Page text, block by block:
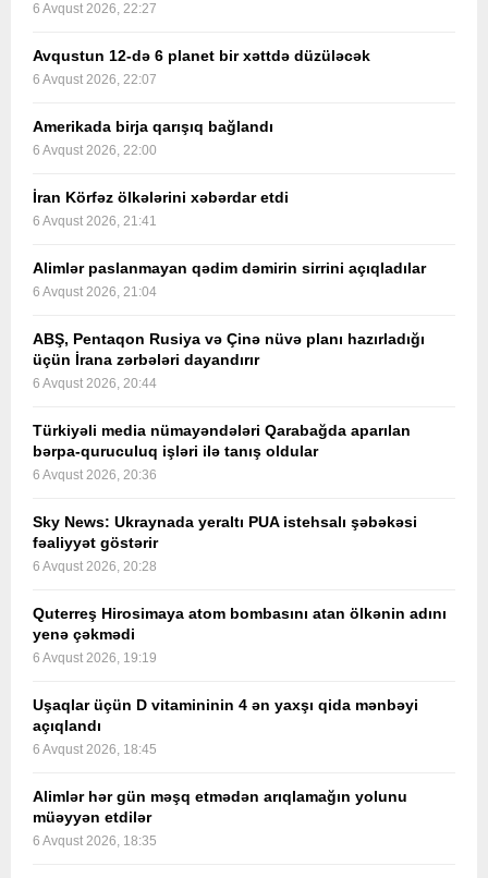
6 Avqust 2026, 22:27
Avqustun 12-də 6 planet bir xəttdə düzüləcək
6 Avqust 2026, 22:07
Amerikada birja qarışıq bağlandı
6 Avqust 2026, 22:00
İran Körfəz ölkələrini xəbərdar etdi
6 Avqust 2026, 21:41
Alimlər paslanmayan qədim dəmirin sirrini açıqladılar
6 Avqust 2026, 21:04
ABŞ, Pentaqon Rusiya və Çinə nüvə planı hazırladığı
üçün İrana zərbələri dayandırır
6 Avqust 2026, 20:44
Türkiyəli media nümayəndələri Qarabağda aparılan
bərpa-quruculuq işləri ilə tanış oldular
6 Avqust 2026, 20:36
Sky News: Ukraynada yeraltı PUA istehsalı şəbəkəsi
fəaliyyət göstərir
6 Avqust 2026, 20:28
Quterreş Hirosimaya atom bombasını atan ölkənin adını
yenə çəkmədi
6 Avqust 2026, 19:19
Uşaqlar üçün D vitamininin 4 ən yaxşı qida mənbəyi
açıqlandı
6 Avqust 2026, 18:45
Alimlər hər gün məşq etmədən arıqlamağın yolunu
müəyyən etdilər
6 Avqust 2026, 18:35